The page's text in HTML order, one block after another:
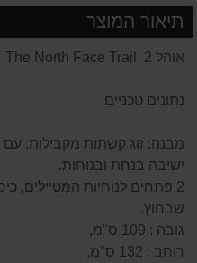
תיאור המוצר
אוהל The North Face Trail 2
נתונים טכניים
מבנה: זוג קשתות מקבילות, עם
ישיבה בנחת ובנוחות.
2 פתחים לנוחיות המטיילים,
שבחוץ.
גובה : 109 ס"מ,
רוחב : 132 ס"מ,